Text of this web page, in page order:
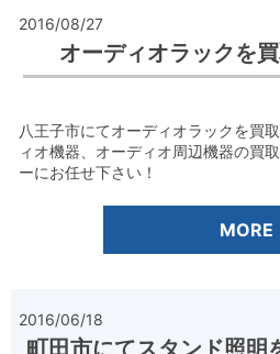
2016/08/27
オーディオラックを買
八王子市にてオーディオラックを買
ィオ機器、オーディオ周辺機器の買
ーにお任せ下さい！
MORE
2016/06/18